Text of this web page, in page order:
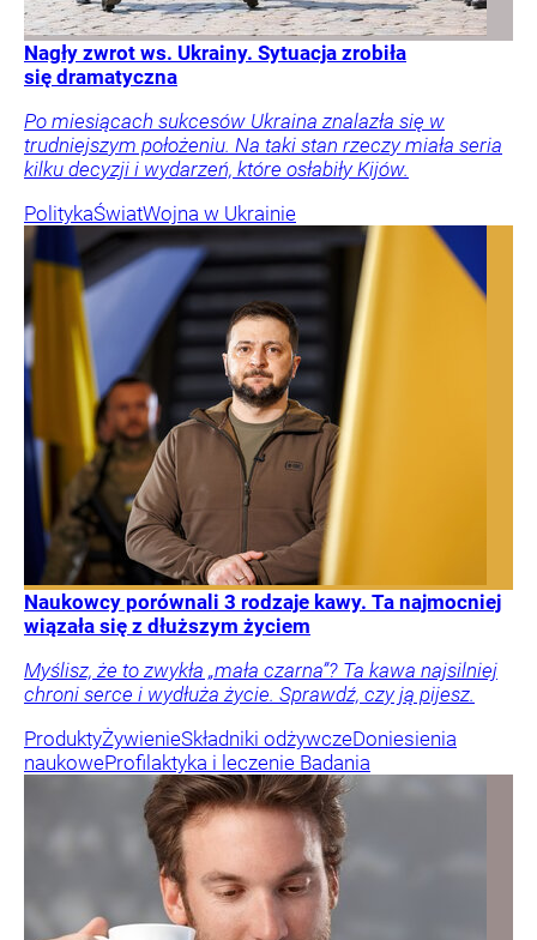
Nagły zwrot ws. Ukrainy. Sytuacja zrobiła
się dramatyczna
Po miesiącach sukcesów Ukraina znalazła się w
trudniejszym położeniu. Na taki stan rzeczy miała seria
kilku decyzji i wydarzeń, które osłabiły Kijów.
PolitykaŚwiatWojna w Ukrainie
Naukowcy porównali 3 rodzaje kawy. Ta najmocniej
wiązała się z dłuższym życiem
Myślisz, że to zwykła „mała czarna”? Ta kawa najsilniej
chroni serce i wydłuża życie. Sprawdź, czy ją pijesz.
ProduktyŻywienieSkładniki odżywczeDoniesienia
naukoweProfilaktyka i leczenie Badania